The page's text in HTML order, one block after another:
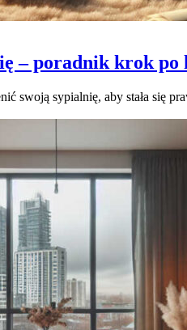
– poradnik krok po
swoją sypialnię, aby stała się